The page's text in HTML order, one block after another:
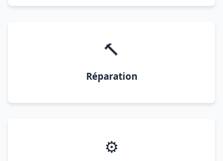
🔨
Réparation
⚙️